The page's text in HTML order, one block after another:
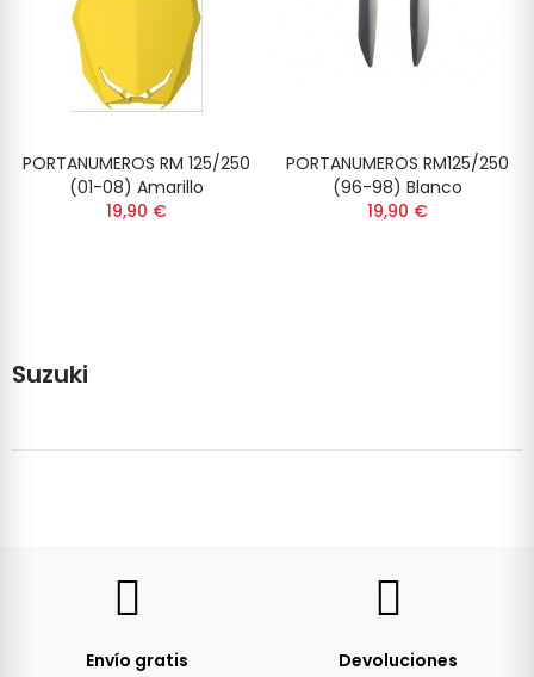
PORTANUMEROS RM 125/250
(01-08) Amarillo
19,90 €
PORTANUMEROS RM125/250
(96-98) Blanco
19,90 €
Suzuki
Envío gratis
Devoluciones